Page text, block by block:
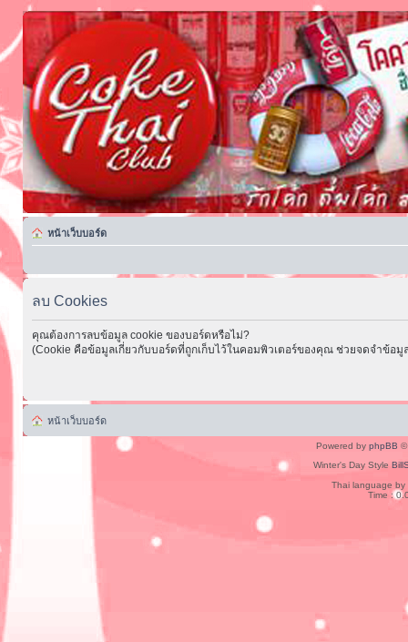
หน้าเว็บบอร์ด
ลบ Cookies
คุณต้องการลบข้อมูล cookie ของบอร์ดหรือไม่?
(Cookie คือข้อมูลเกี่ยวกับบอร์ดที่ถูกเก็บไว้ในคอมพิวเตอร์ของคุณ ช่วยจดจำข้อมู
หน้าเว็บบอร์ด
Powered by phpBB ©
Winter's Day Style
Thai language by
Time :